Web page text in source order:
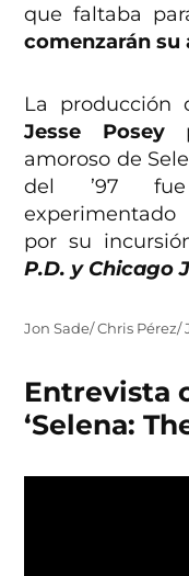
que faltaba
comenzarán su
La producción
Jesse Posey
amoroso de
del ’97
experimentado
por su
P.D. y Chicago
Jon Sade/ Chris Pérez/
Entrevista
‘Selena: